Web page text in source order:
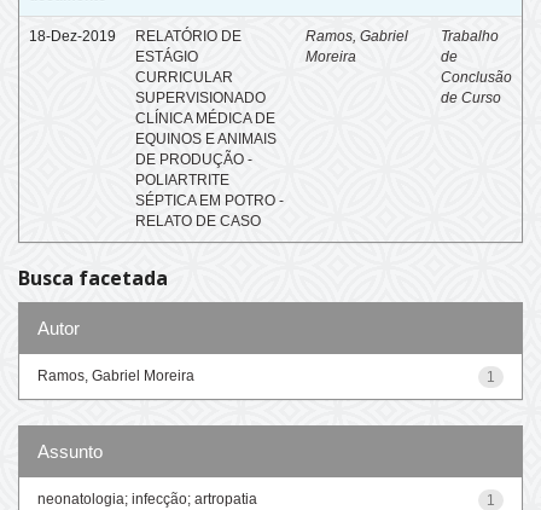
18-Dez-2019
RELATÓRIO DE
ESTÁGIO
CURRICULAR
SUPERVISIONADO
CLÍNICA MÉDICA DE
EQUINOS E ANIMAIS
DE PRODUÇÃO -
POLIARTRITE
SÉPTICA EM POTRO -
RELATO DE CASO
Ramos, Gabriel
Moreira
Trabalho
de
Conclusão
de Curso
Busca facetada
Autor
1
Ramos, Gabriel Moreira
Assunto
1
neonatologia; infecção; artropatia